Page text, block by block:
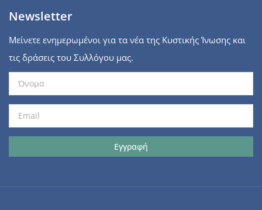
Newsletter
Μείνετε ενημερωμένοι για τα νέα της Κυστικής Ίνωσης και
τις δράσεις του Συλλόγου μας.